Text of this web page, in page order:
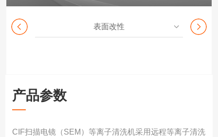
表面改性
产品参数
CIF扫描电镜（SEM）等离子清洗机采用远程等离子清洗